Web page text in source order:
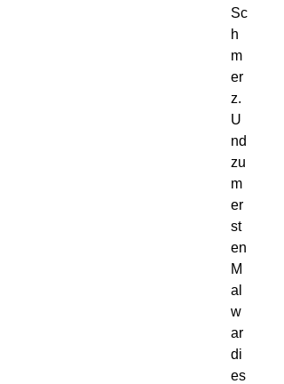
Sc
h
m
er
z.
U
nd
zu
m
er
st
en
M
al
w
ar
di
es